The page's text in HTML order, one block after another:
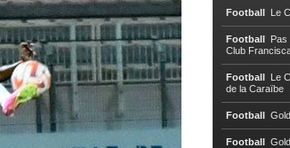
Football Le
Football Pas
Club
Football Le
de la Caraïbe
Football
Football